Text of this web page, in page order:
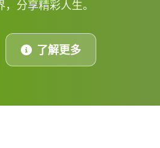
分享精彩人生。
了解更多